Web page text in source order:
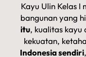
Kayu Ulin Kelas
bangunan yang
itu, kualitas kayu
kekuatan,
Indonesia sendiri